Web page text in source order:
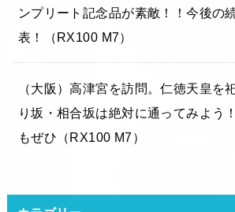
ンプリート記念品が素敵！！今後の
表！（RX100 M7）
（大阪）高津宮を訪問。仁徳天皇を
り坂・相合坂は絶対に通ってみよう
もぜひ（RX100 M7）